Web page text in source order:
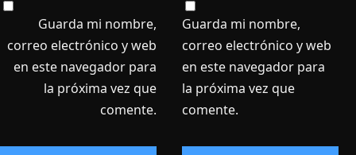
Guarda mi nombre,
correo electrónico y web
en este navegador para
la próxima vez que
comente.
Guarda mi nombre,
correo electrónico y web
en este navegador para
la próxima vez que
comente.